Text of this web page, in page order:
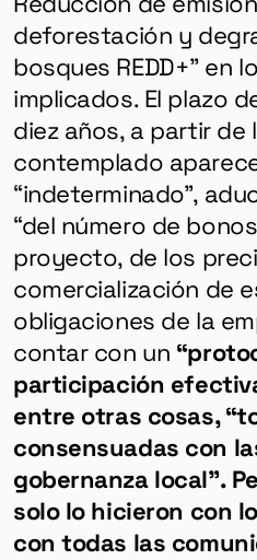
deforestación y
bosques REDD+” en
implicados. El plazo
diez años, a partir de
contemplado
“indeterminado”,
“del número de
proyecto, de los
comercialización de
obligaciones de la
contar con un
participación
entre otras cosas,
consensuadas con
gobernanza local”.
solo lo hicieron con
con todas las